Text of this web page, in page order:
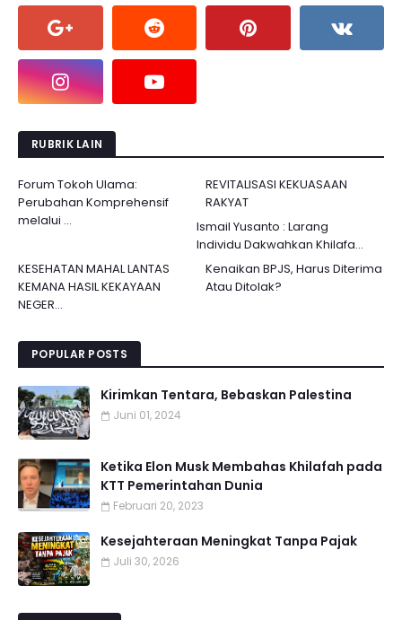
RUBRIK LAIN
Forum Tokoh Ulama:
Perubahan Komprehensif
melalui ...
REVITALISASI KEKUASAAN
RAKYAT
Ismail Yusanto : Larang
Individu Dakwahkan Khilafa...
Kenaikan BPJS, Harus Diterima
Atau Ditolak?
KESEHATAN MAHAL LANTAS
KEMANA HASIL KEKAYAAN
NEGER...
POPULAR POSTS
Kirimkan Tentara, Bebaskan Palestina
Juni 01, 2024
Ketika Elon Musk Membahas Khilafah pada
KTT Pemerintahan Dunia
Februari 20, 2023
Kesejahteraan Meningkat Tanpa Pajak
Juli 30, 2026